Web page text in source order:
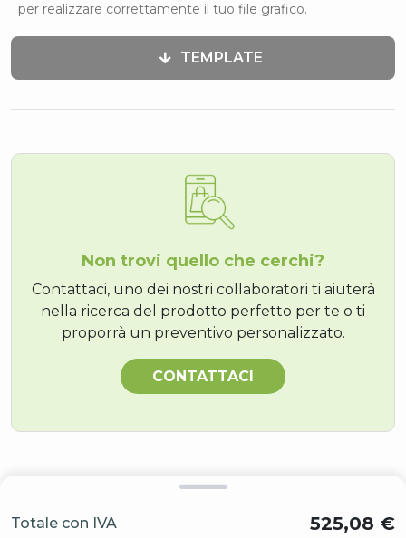
per realizzare correttamente il tuo file grafico.
TEMPLATE
Non trovi quello che cerchi?
Contattaci, uno dei nostri collaboratori ti aiuterà
nella ricerca del prodotto perfetto per te o ti
proporrà un preventivo personalizzato.
CONTATTACI
Totale con IVA 525,08 €